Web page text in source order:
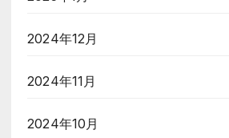
2024年12月
2024年11月
2024年10月